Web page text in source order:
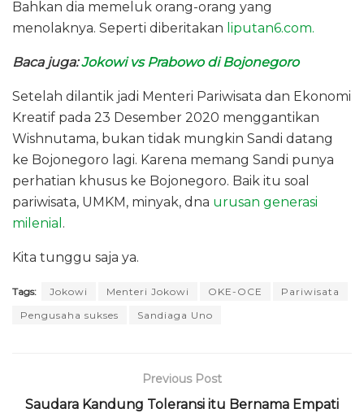
Bahkan dia memeluk orang-orang yang
menolaknya. Seperti diberitakan liputan6.com.
Baca juga:Jokowi vs Prabowo di Bojonegoro
Setelah dilantik jadi Menteri Pariwisata dan Ekonomi
Kreatif pada 23 Desember 2020 menggantikan
Wishnutama, bukan tidak mungkin Sandi datang
ke Bojonegoro lagi. Karena memang Sandi punya
perhatian khusus ke Bojonegoro. Baik itu soal
pariwisata, UMKM, minyak, dna urusan generasi
milenial .
Kita tunggu saja ya.
Tags: Jokowi Menteri Jokowi OKE-OCE
Pariwisata
Pengusaha sukses
Sandiaga Uno
Previous Post
Saudara Kandung Toleransi itu Bernama Empati